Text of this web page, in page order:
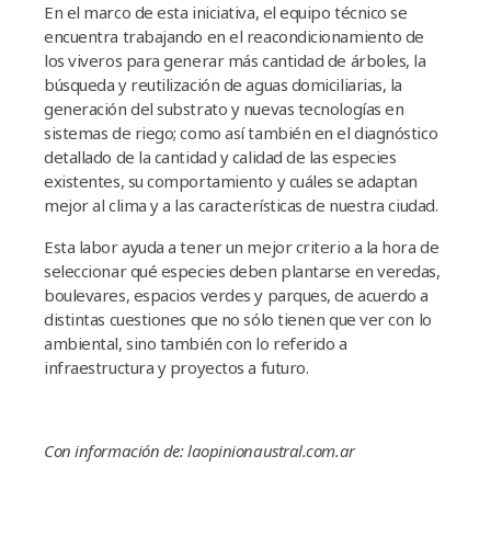
En el marco de esta iniciativa, el equipo técnico se
encuentra trabajando en el reacondicionamiento de
los viveros para generar más cantidad de árboles, la
búsqueda y reutilización de aguas domiciliarias, la
generación del substrato y nuevas tecnologí­as en
sistemas de riego; como así­ también en el diagnóstico
detallado de la cantidad y calidad de las especies
existentes, su comportamiento y cuáles se adaptan
mejor al clima y a las caracterí­sticas de nuestra ciudad.
Esta labor ayuda a tener un mejor criterio a la hora de
seleccionar qué especies deben plantarse en veredas,
boulevares, espacios verdes y parques, de acuerdo a
distintas cuestiones que no sólo tienen que ver con lo
ambiental, sino también con lo referido a
infraestructura y proyectos a futuro.
Con información de: laopinionaustral.com.ar